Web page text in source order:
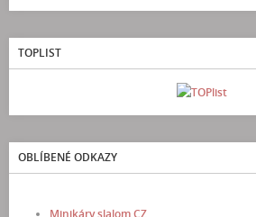
TOPLIST
OBLÍBENÉ ODKAZY
Minikáry slalom CZ